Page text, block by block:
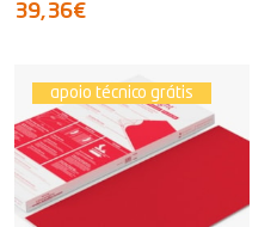
39,36€
apoio técnico grátis